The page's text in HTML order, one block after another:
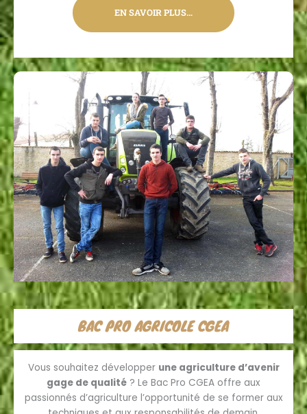
EN SAVOIR PLUS…
BAC PRO AGRICOLE CGEA
Vous souhaitez développer une agriculture d’avenir
gage de qualité ? Le Bac Pro CGEA offre aux
passionnés d’agriculture l’opportunité de se former aux